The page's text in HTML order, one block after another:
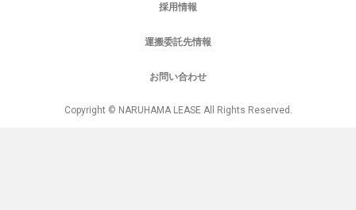
採用情報
運搬委託先情報
お問い合わせ
Copyright © NARUHAMA LEASE All Rights Reserved.